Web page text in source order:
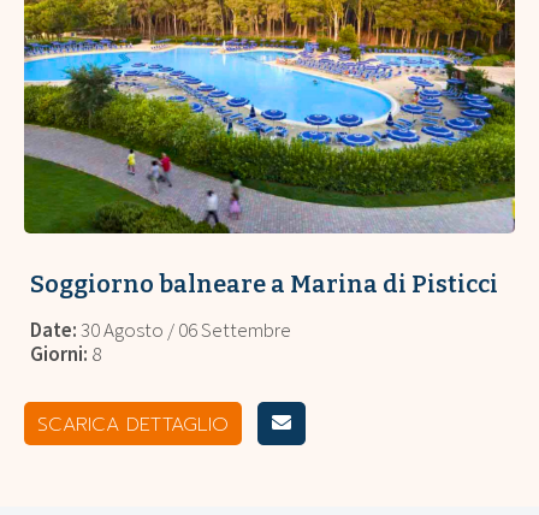
Soggiorno balneare a Marina di Pisticci
Date:30 Agosto / 06 Settembre
Giorni: 8
SCARICA DETTAGLIO